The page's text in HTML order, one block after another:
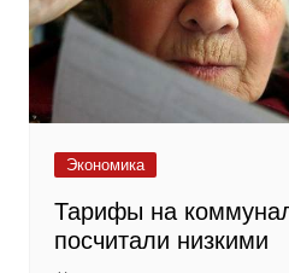
Экономика
Тарифы на
посчитали низкими